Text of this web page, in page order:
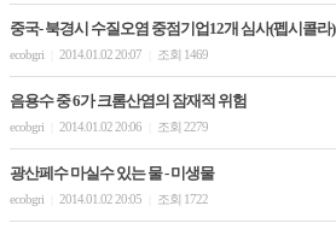
중국- 북경시 수질오염 중점기업12개 심사(펩시콜라)
ecobgri 2014.01.02 20:07 조회 1469
음용수 중 6가 크롬산염의 잠재적 위험
ecobgri 2014.01.02 20:06 조회 2279
광산페수 마실수 있는 물 - 미생물
ecobgri 2014.01.02 20:05 조회 1722